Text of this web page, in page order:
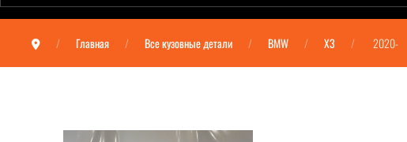
Главная Все кузовные детали BMW X3 2020-